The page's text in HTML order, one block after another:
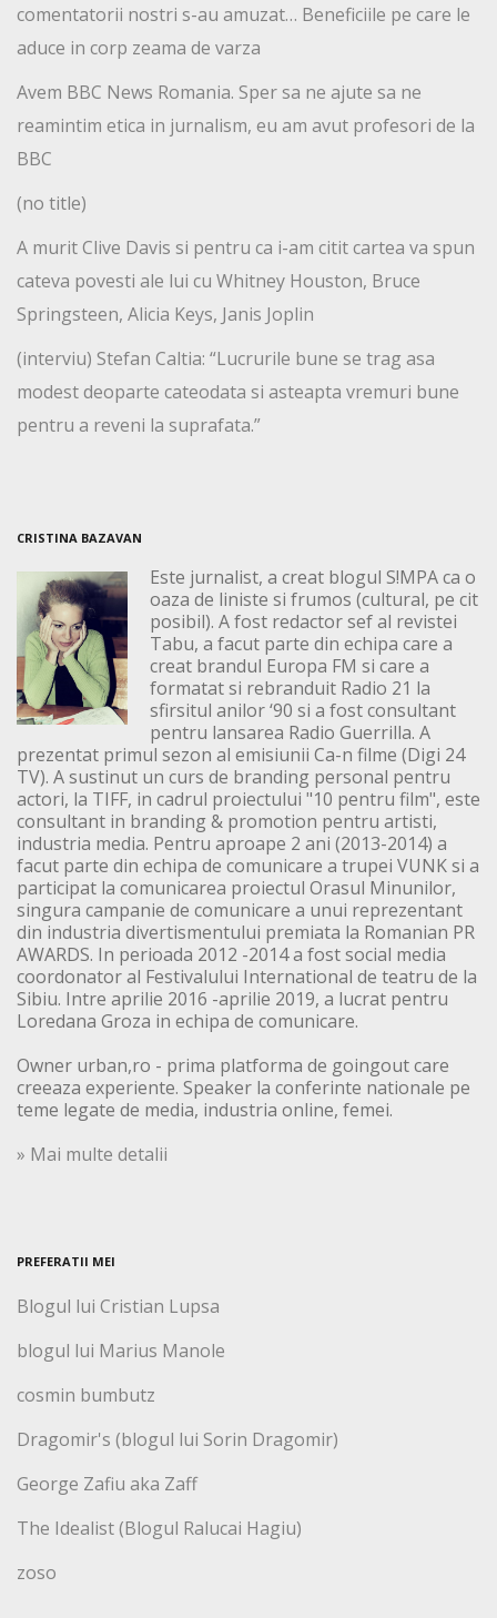
comentatorii nostri s-au amuzat… Beneficiile pe care le
aduce in corp zeama de varza
Avem BBC News Romania. Sper sa ne ajute sa ne
reamintim etica in jurnalism, eu am avut profesori de la
BBC
(no title)
A murit Clive Davis si pentru ca i-am citit cartea va spun
cateva povesti ale lui cu Whitney Houston, Bruce
Springsteen, Alicia Keys, Janis Joplin
(interviu) Stefan Caltia: “Lucrurile bune se trag asa
modest deoparte cateodata si asteapta vremuri bune
pentru a reveni la suprafata.”
CRISTINA BAZAVAN
Este jurnalist, a creat blogul S!MPA ca o
oaza de liniste si frumos (cultural, pe cit
posibil). A fost redactor sef al revistei
Tabu, a facut parte din echipa care a
creat brandul Europa FM si care a
formatat si rebranduit Radio 21 la
sfirsitul anilor ‘90 si a fost consultant
pentru lansarea Radio Guerrilla. A
prezentat primul sezon al emisiunii Ca-n filme (Digi 24
TV). A sustinut un curs de branding personal pentru
actori, la TIFF, in cadrul proiectului "10 pentru film", este
consultant in branding & promotion pentru artisti,
industria media. Pentru aproape 2 ani (2013-2014) a
facut parte din echipa de comunicare a trupei VUNK si a
participat la comunicarea proiectul Orasul Minunilor,
singura campanie de comunicare a unui reprezentant
din industria divertismentului premiata la Romanian PR
AWARDS. In perioada 2012 -2014 a fost social media
coordonator al Festivalului International de teatru de la
Sibiu. Intre aprilie 2016 -aprilie 2019, a lucrat pentru
Loredana Groza in echipa de comunicare.
Owner urban,ro - prima platforma de goingout care
creeaza experiente. Speaker la conferinte nationale pe
teme legate de media, industria online, femei.
» Mai multe detalii
PREFERATII MEI
Blogul lui Cristian Lupsa
blogul lui Marius Manole
cosmin bumbutz
Dragomir's (blogul lui Sorin Dragomir)
George Zafiu aka Zaff
The Idealist (Blogul Ralucai Hagiu)
zoso